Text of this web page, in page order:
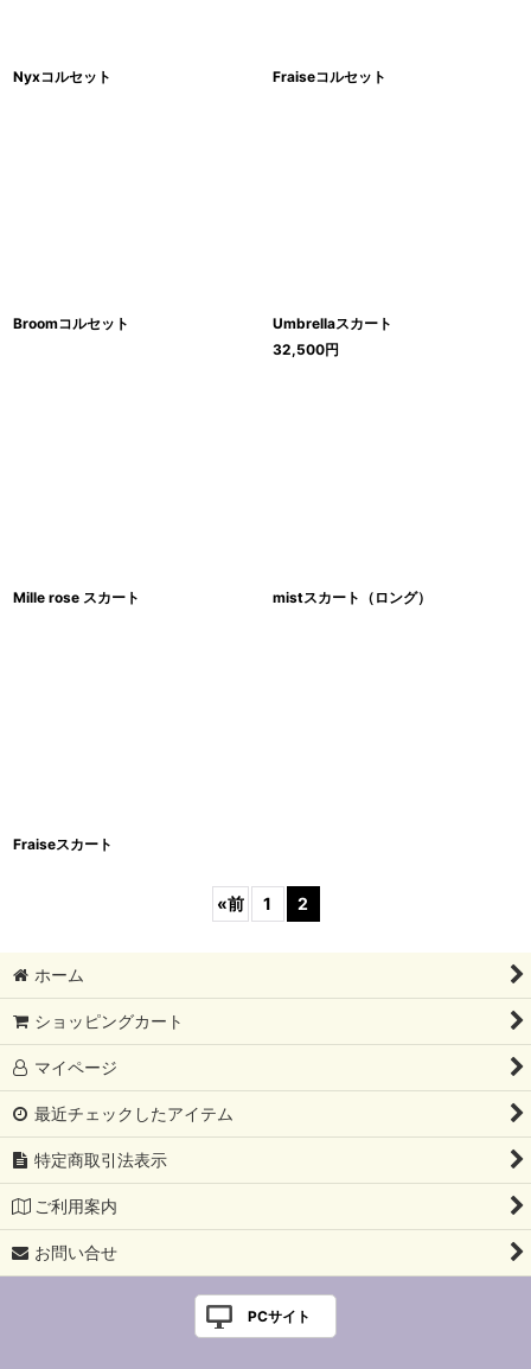
Nyxコルセット Fraiseコルセット
Broomコルセット
Umbrellaスカート
32,500円
Mille rose スカート mistスカート（ロング）
Fraiseスカート
«前 1 2
ホーム
ショッピングカート
マイページ
最近チェックしたアイテム
特定商取引法表示
ご利用案内
お問い合せ
PCサイト